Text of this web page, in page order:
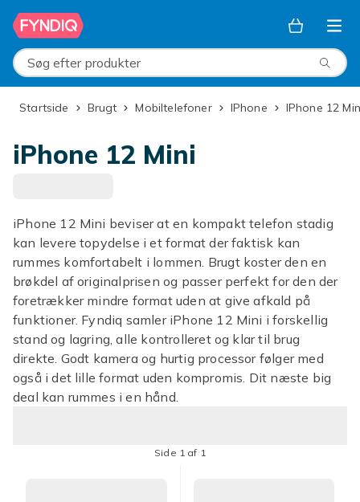
Spring til hovedindhold
Søg efter produkter
Startside Brugt Mobiltelefoner iPhone iPhone 12
iPhone 12 Mini
iPhone 12 Mini beviser at en kompakt telefon stadig
kan levere topydelse i et format der faktisk kan
rummes komfortabelt i lommen. Brugt koster den en
brøkdel af originalprisen og passer perfekt for den der
foretrækker mindre format uden at give afkald på
funktioner. Fyndiq samler iPhone 12 Mini i forskellig
stand og lagring, alle kontrolleret og klar til brug
direkte. Godt kamera og hurtig processor følger med
også i det lille format uden kompromis. Dit næste big
deal kan rummes i en hånd.
Side 1 af 1